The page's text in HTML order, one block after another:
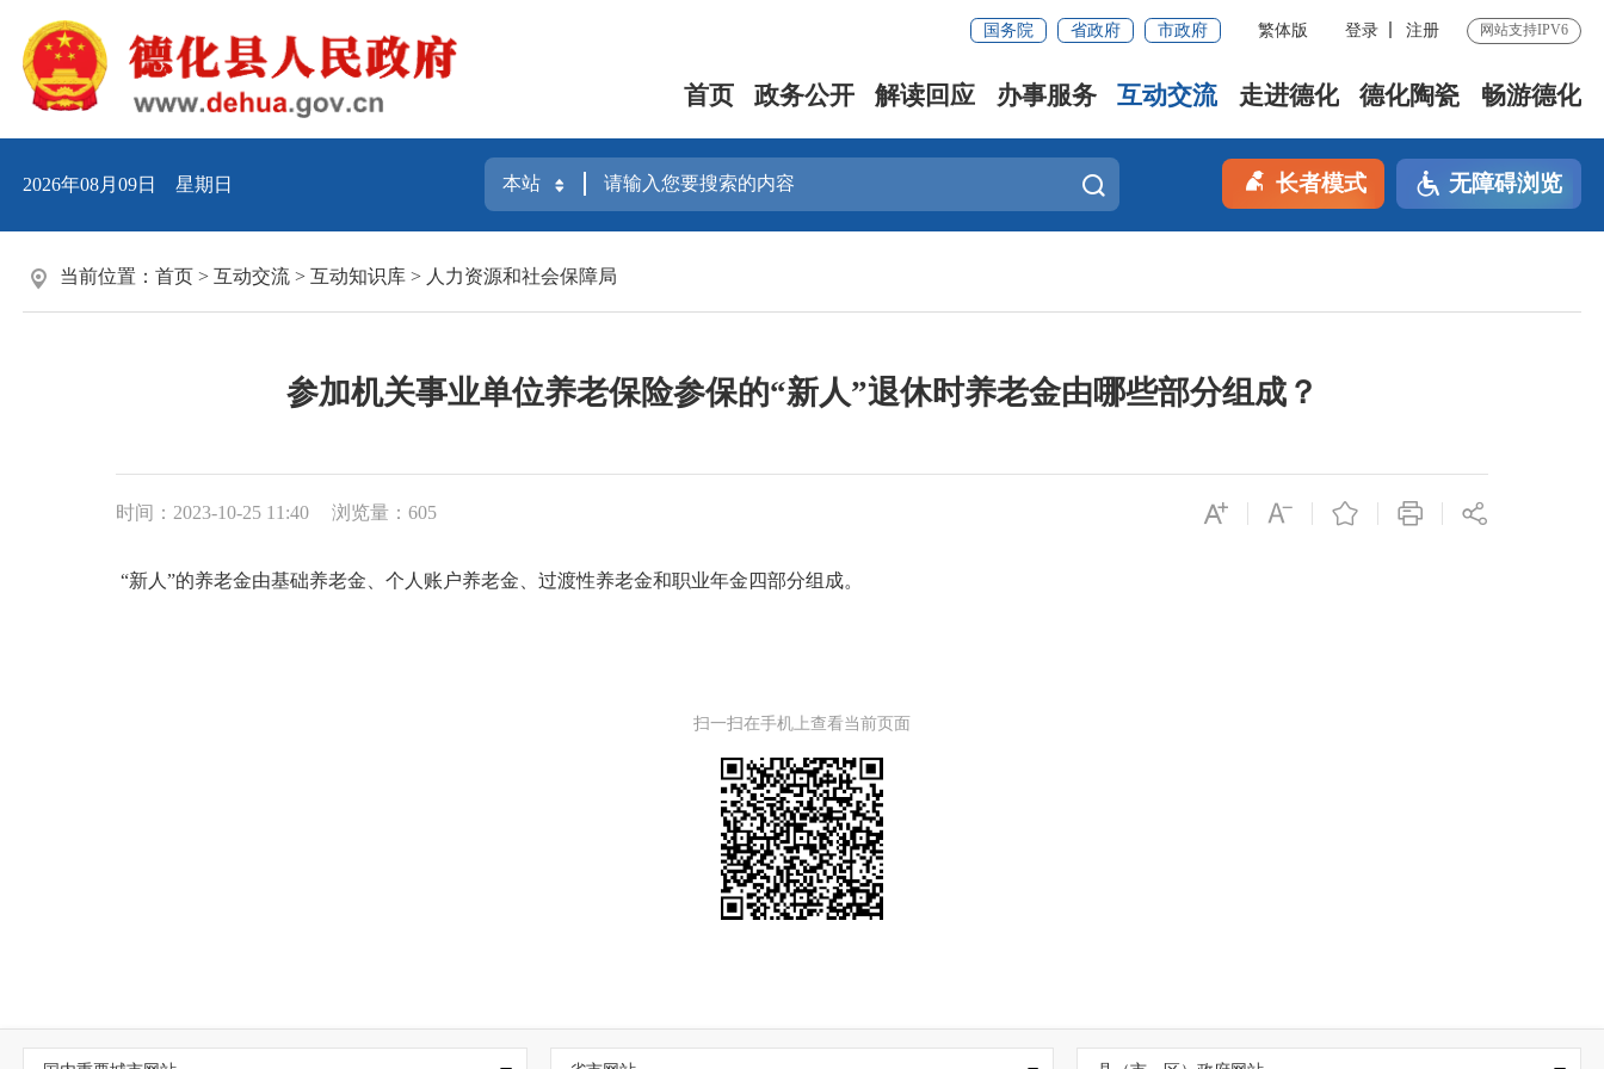
国务院 省政府 市政府 繁体版 登录 注册 网站支持IPV6
首页 政务公开 解读回应 办事服务 互动交流 走进德化 德化陶瓷 畅游德化
2026年08月09日 星期日 长者模式 无障碍浏览
当前位置： 首页 > 互动交流 > 互动知识库 > 人力资源和社会保障局
参加机关事业单位养老保险参保的“新人”退休时养老金由哪些部分组成？
时间：2023-10-25 11:40 浏览量：605
“新人”的养老金由基础养老金、个人账户养老金、过渡性养老金和职业年金四部分组成。
扫一扫在手机上查看当前页面